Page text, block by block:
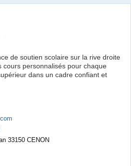
de soutien scolaire sur la rive droite
cours personnalisés pour chaque
dans un cadre confiant et
33150 CENON